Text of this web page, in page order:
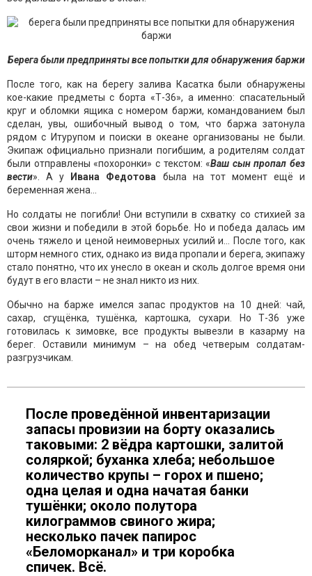
Берега были предприняты все попытки для обнаружения баржи
После того, как на берегу залива Касатка были обнаружены
кое-какие предметы с борта «Т-36», а именно: спасательный
круг и обломки ящика с номером баржи, командованием был
сделан, увы, ошибочный вывод о том, что баржа затонула
рядом с Итурупом и поиски в океане организованы не были.
Экипаж официально признали погибшим, а родителям солдат
были отправлены «похоронки» с текстом: «Ваш сын пропал без
вести». А у Ивана Федотова была на тот момент ещё и
беременная жена…
Но солдаты не погибли! Они вступили в схватку со стихией за
свои жизни и победили в этой борьбе. Но и победа далась им
очень тяжело и ценой неимоверных усилий и… После того, как
шторм немного стих, однако из вида пропали и берега, экипажу
стало понятно, что их унесло в океан и сколь долгое время они
будут в его власти – не знал никто из них.
Обычно на барже имелся запас продуктов на 10 дней: чай,
сахар, сгущёнка, тушёнка, картошка, сухари. Но Т-36 уже
готовилась к зимовке, все продукты вывезли в казарму на
берег. Оставили минимум – на обед четверым солдатам-
разгрузчикам.
После проведённой инвентаризации
запасы провизии на борту оказались
таковыми: 2 вёдра картошки, залитой
соляркой; буханка хлеба; небольшое
количество крупы – горох и пшено;
одна целая и одна начатая банки
тушёнки; около полутора
килограммов свиного жира;
несколько пачек папирос
«Беломорканал» и три коробка
спичек. Всё.